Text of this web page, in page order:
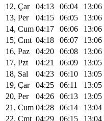
12, Çar
04:13 06:04 13:06
13, Per
04:15 06:05 13:06
14, Cum 04:17 06:06 13:06
15, Cmt 04:18 06:07 13:06
16, Paz
04:20 06:08 13:06
17, Pzt
04:21 06:09 13:05
18, Sal
04:23 06:10 13:05
19, Çar
04:25 06:11 13:05
20, Per
04:26 06:13 13:05
21, Cum 04:28 06:14 13:04
22, Cmt 04:29 06:15 13:04